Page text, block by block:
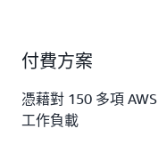
付費方案
憑藉對 150 多項
工作負載